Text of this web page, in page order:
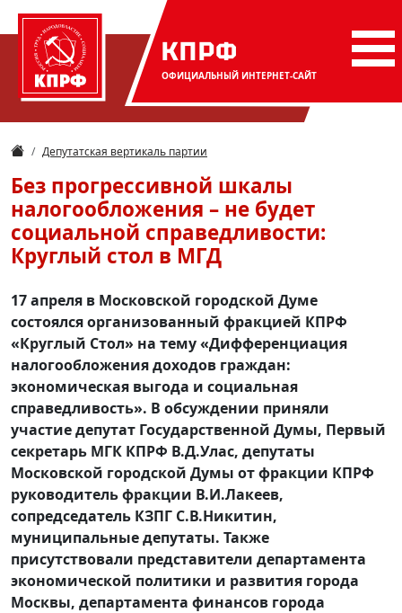
КПРФ
ОФИЦИАЛЬНЫЙ ИНТЕРНЕТ-САЙТ
Депутатская вертикаль партии
Без прогрессивной шкалы
налогообложения – не будет
социальной справедливости:
Круглый стол в МГД
17 апреля в Московской городской Думе
состоялся организованный фракцией КПРФ
«Круглый Стол» на тему «Дифференциация
налогообложения доходов граждан:
экономическая выгода и социальная
справедливость». В обсуждении приняли
участие депутат Государственной Думы, Первый
секретарь МГК КПРФ В.Д.Улас, депутаты
Московской городской Думы от фракции КПРФ
руководитель фракции В.И.Лакеев,
сопредседатель КЗПГ С.В.Никитин,
муниципальные депутаты. Также
присутствовали представители департамента
экономической политики и развития города
Москвы, департамента финансов города